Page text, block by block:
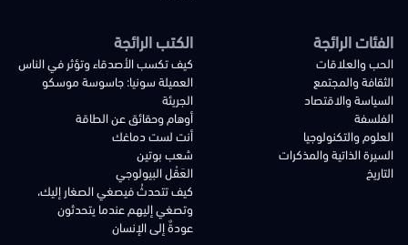
الفئات الرائجة
الحب والعلاقات
الثقافة والمجتمع
السياسة والاقتصاد
الفلسفة
العلوم والتكنولوجيا
السيرة الذاتية والمذكرات
التاريخ
الكتب الرائجة
كيف تكسب الأصدقاء وتؤثر في الناس
العميلة سونيا: جاسوسة موسكو
الجريئة
أوهام وحقائق عن الطاقة
أنت لست دماغك
شعب بوتين
العَقْل البيولوجي
كيف تتحدثُ فيصغي الصغار إليك،
وتصغي إليهم عندما يتحدثون
عودةٌ إلى الإنسان